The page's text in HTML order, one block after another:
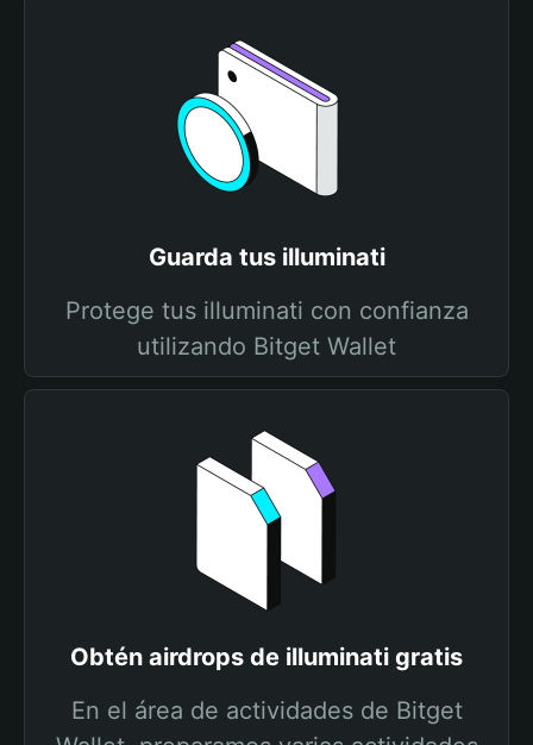
Guarda tus illuminati
Protege tus illuminati con confianza
utilizando Bitget Wallet
Obtén airdrops de illuminati gratis
En el área de actividades de Bitget